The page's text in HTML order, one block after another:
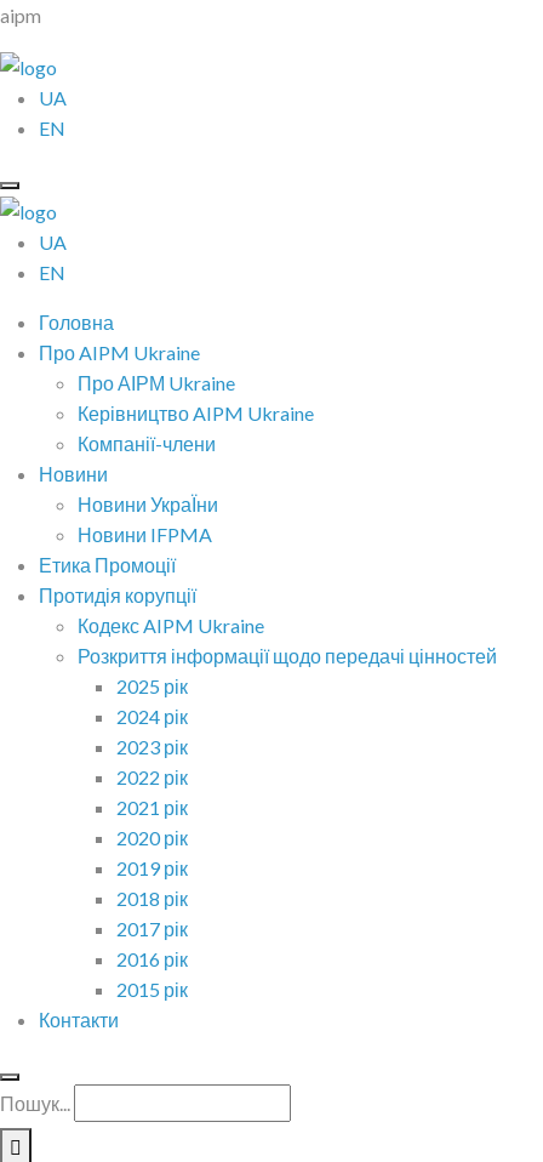
aipm
UA
EN
UA
EN
Головна
Про AIPM Ukraine
Про АІРМ Ukraine
Керівництво AIPM Ukraine
Компанії-члени
Новини
Новини УкраЇни
Новини IFPMA
Етика Промоції
Протидія корупції
Кодекс AIPM Ukraine
Розкриття інформації щодо передачі цінностей
2025 рік
2024 рік
2023 рік
2022 рік
2021 рік
2020 рік
2019 рік
2018 рік
2017 рік
2016 рік
2015 рік
Контакти
Пошук...